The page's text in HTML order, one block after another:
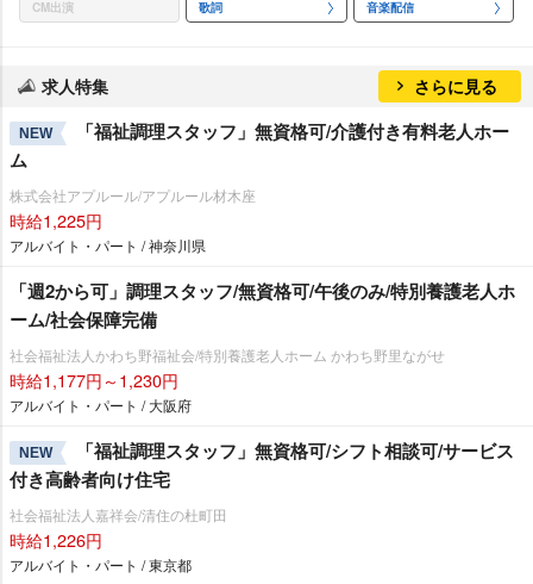
CM出演 歌詞 音楽配信
求人特集 さらに見る
NEW
「福祉調理スタッフ」無資格可/介護付き有料老人ホー
ム
株式会社アプルール/アプルール材木座
時給1,225円
アルバイト・パート / 神奈川県
「週2から可」調理スタッフ/無資格可/午後のみ/特別養護老人ホ
ーム/社会保障完備
社会福祉法人かわち野福祉会/特別養護老人ホーム かわち野里ながせ
時給1,177円～1,230円
アルバイト・パート / 大阪府
NEW
「福祉調理スタッフ」無資格可/シフト相談可/サービス
付き高齢者向け住宅
社会福祉法人嘉祥会/清住の杜町田
時給1,226円
アルバイト・パート / 東京都